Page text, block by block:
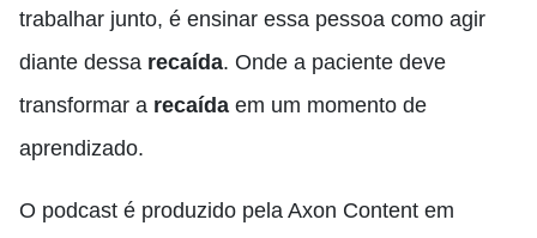
trabalhar junto, é ensinar essa pessoa como agir
diante dessa recaída. Onde a paciente deve
transformar a recaída em um momento de
aprendizado.
O podcast é produzido pela Axon Content em